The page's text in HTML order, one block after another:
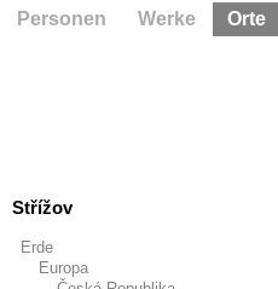
Střížov
Erde
Europa
Personen Werke Orte